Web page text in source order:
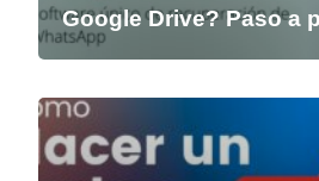
Google Drive? Paso a